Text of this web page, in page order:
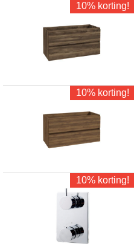
10% korting!
10% korting!
10% korting!